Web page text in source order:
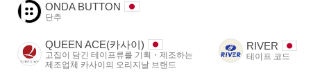
ONDA BUTTON
단추
QUEEN ACE(카사이)
고집이 담긴 테이프류를 기획・제조하는
제조업체 카사이의 오리지날 브랜드
RIVER
테이프 코드